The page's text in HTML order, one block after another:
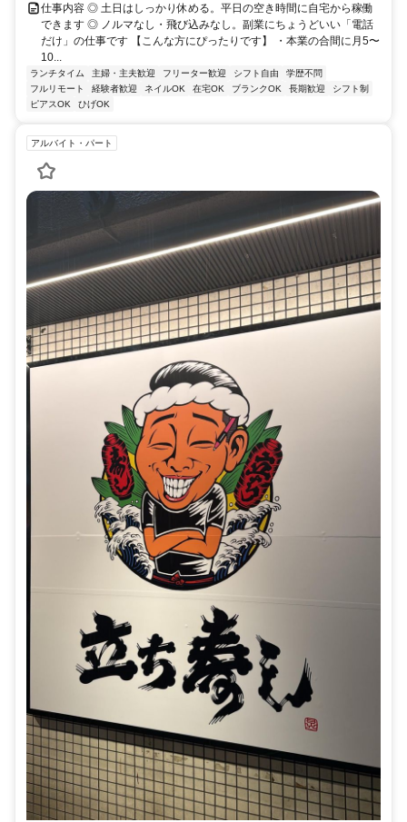
仕事内容 ◎ 土日はしっかり休める。平日の空き時間に自宅から稼働
できます ◎ ノルマなし・飛び込みなし。副業にちょうどいい「電話
だけ」の仕事です 【こんな方にぴったりです】 ・本業の合間に月5〜
10...
ランチタイム 主婦・主夫歓迎 フリーター歓迎 シフト自由
学歴不問
フルリモート
経験者歓迎 ネイルOK 在宅OK ブランクOK 長期歓迎
シフト制
ピアスOK
ひげOK
アルバイト・パート